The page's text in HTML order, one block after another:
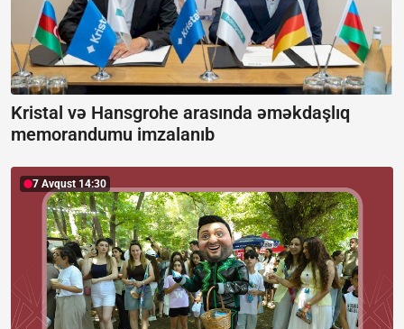
Kristal və Hansgrohe arasında əməkdaşlıq
memorandumu imzalanıb
7 Avqust 14:30